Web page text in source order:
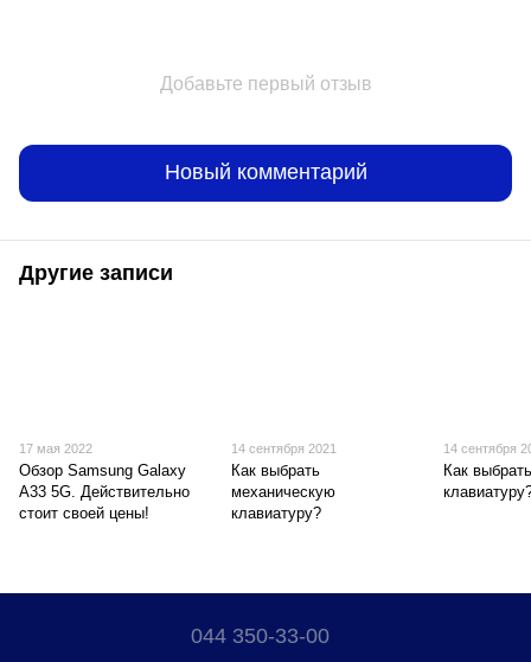
Добавьте первый отзыв
Новый комментарий
Другие записи
17 мая 2022
Обзор Samsung Galaxy
A33 5G. Действительно
стоит своей цены!
14 сентября 2021
Как выбрать
механическую
клавиатуру?
14 сентября
Как
044 350-33-00